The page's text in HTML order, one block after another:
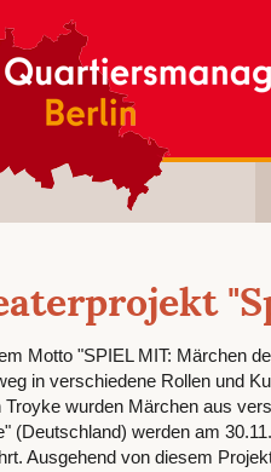
Motto "SPIEL MIT: Märchen
in verschiedene Rollen und
Troyke wurden Märchen aus
(Deutschland) werden am
Ausgehend von diesem